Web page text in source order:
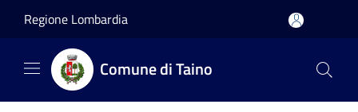
Regione Lombardia
Comune di Taino